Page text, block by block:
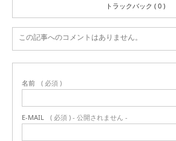
トラックバック ( 0 )
この記事へのコメントはありません。
名前 ( 必須 )
E-MAIL ( 必須 ) - 公開されません -